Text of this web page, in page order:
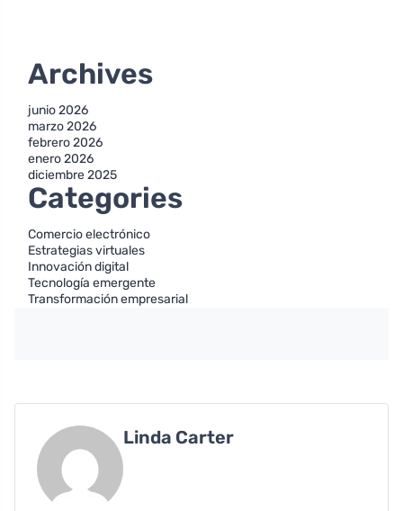
Archives
junio 2026
marzo 2026
febrero 2026
enero 2026
diciembre 2025
Categories
Comercio electrónico
Estrategias virtuales
Innovación digital
Tecnología emergente
Transformación empresarial
Linda Carter